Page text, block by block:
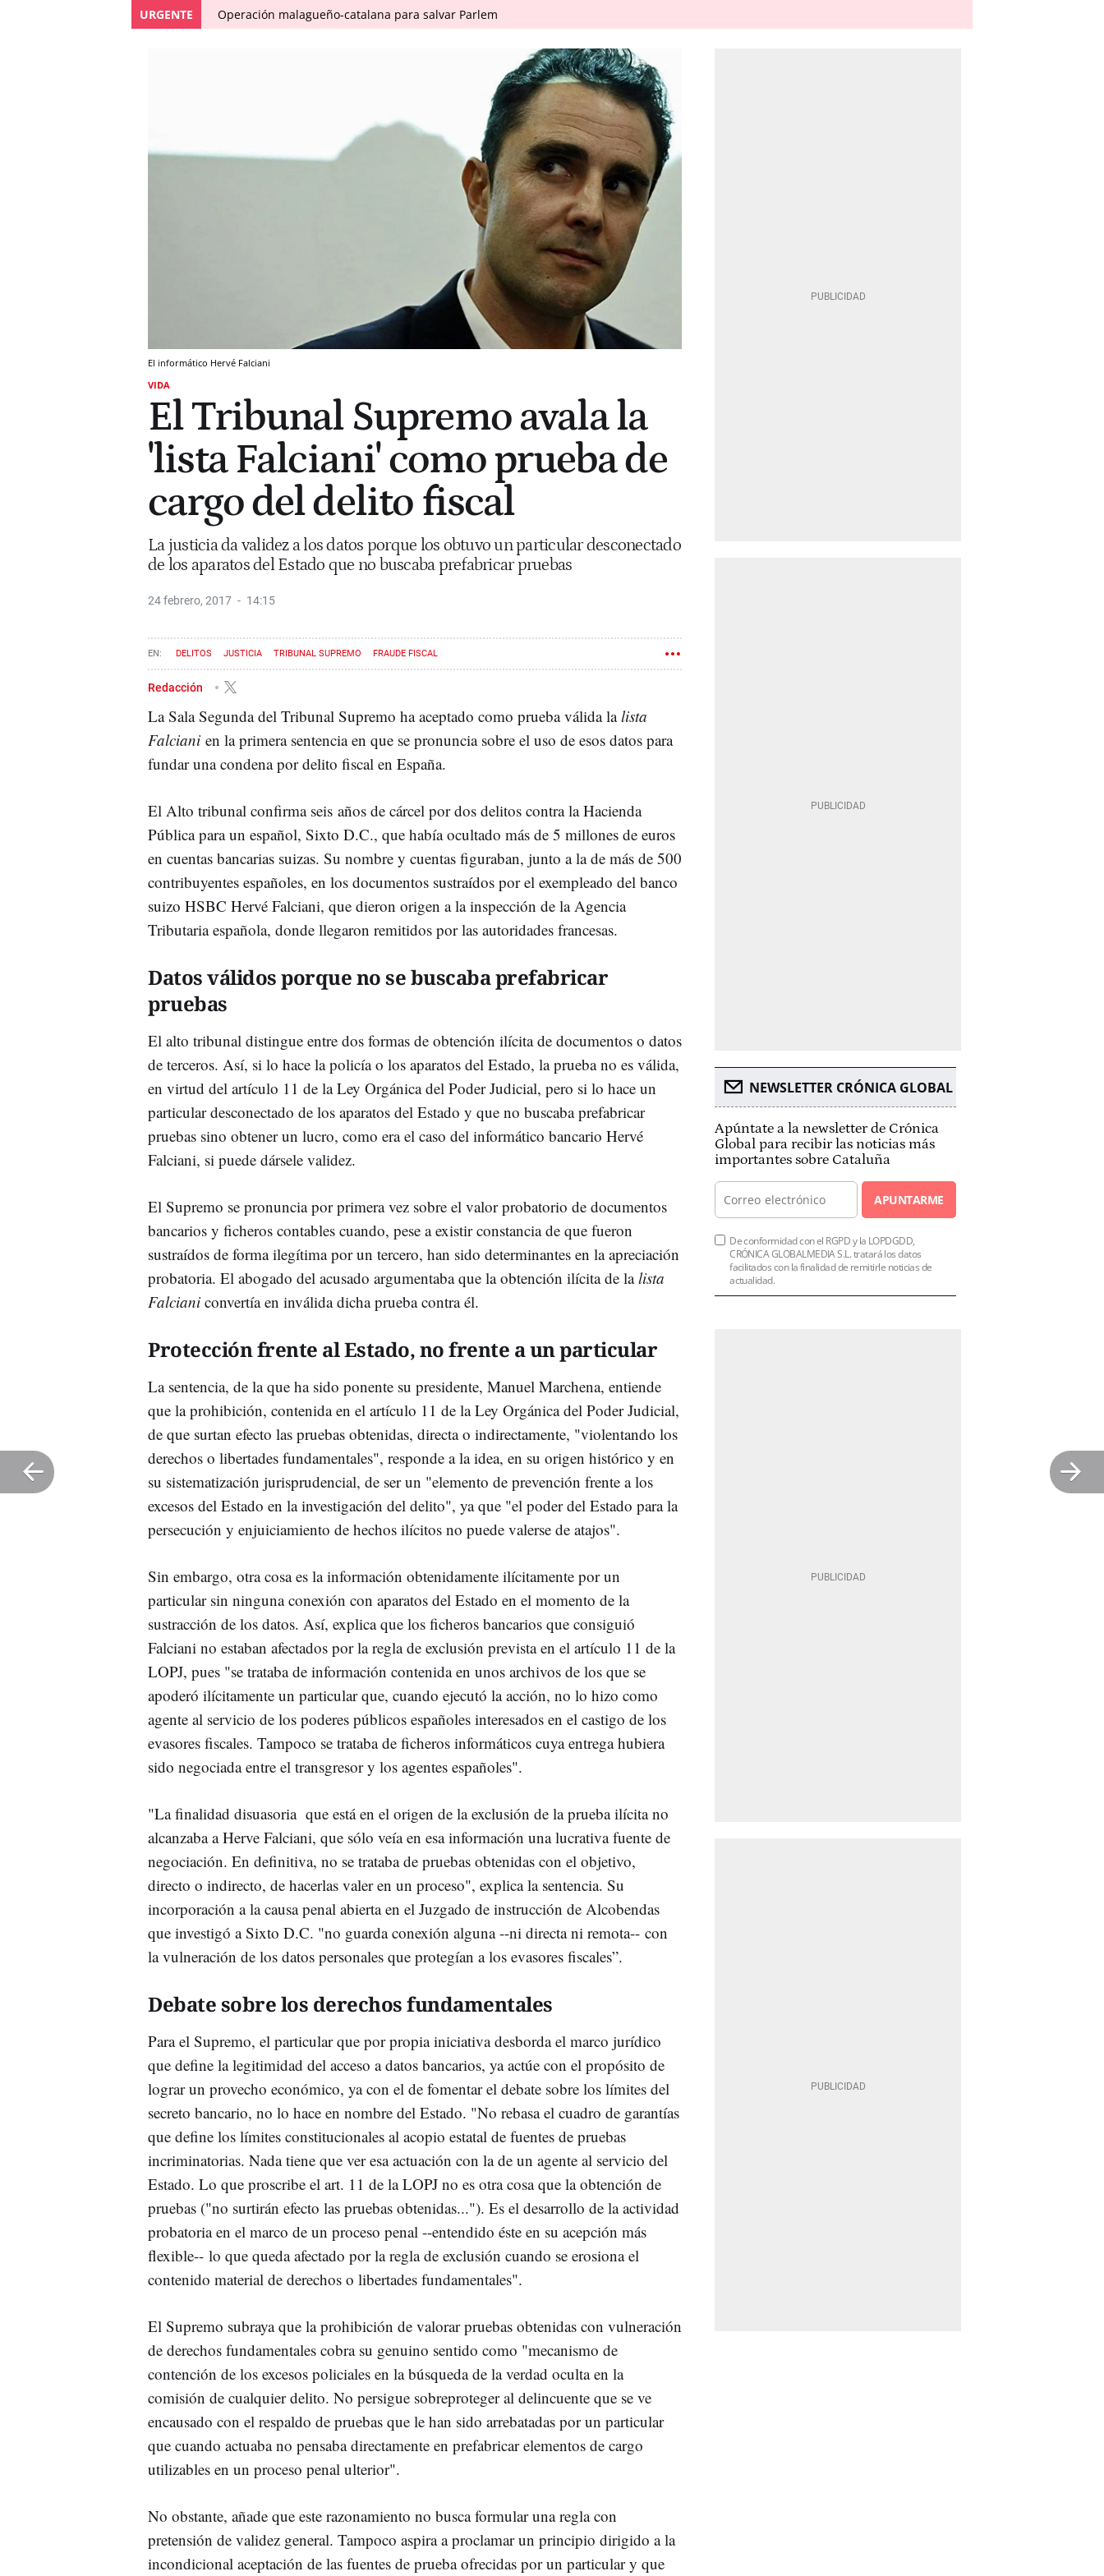
URGENTE Operación malagueño-catalana para salvar Parlem
El informático Hervé Falciani
VIDA
El Tribunal Supremo avala la
'lista Falciani' como prueba de
cargo del delito fiscal
La justicia da validez a los datos porque los obtuvo un particular desconectado
de los aparatos del Estado que no buscaba prefabricar pruebas
24 febrero, 2017 14:15
DELITOS JUSTICIA TRIBUNAL SUPREMO FRAUDE FISCAL
Redacción
La Sala Segunda del Tribunal Supremo ha aceptado como prueba válida lalista
Falciani en la primera sentencia en que se pronuncia sobre el uso de esos datos para
fundar una condena por delito fiscal en España.
El Alto tribunal confirma seis años de cárcel por dos delitos contra la Hacienda
Pública para un español, Sixto D.C., que había ocultado más de 5 millones de euros
en cuentas bancarias suizas. Su nombre y cuentas figuraban, junto a la de más de 500
contribuyentes españoles, en los documentos sustraídos por el exempleado del banco
suizo HSBC Hervé Falciani, que dieron origen a la inspección de la Agencia
Tributaria española, donde llegaron remitidos por las autoridades francesas.
Datos válidos porque no se buscaba prefabricar
pruebas
El alto tribunal distingue entre dos formas de obtención ilícita de documentos o datos
de terceros. Así, si lo hace la policía o los aparatos del Estado, la prueba no es válida,
en virtud del artículo 11 de la Ley Orgánica del Poder Judicial, pero si lo hace un
particular desconectado de los aparatos del Estado y que no buscaba prefabricar
pruebas sino obtener un lucro, como era el caso del informático bancario Hervé
Falciani, si puede dársele validez.
El Supremo se pronuncia por primera vez sobre el valor probatorio de documentos
bancarios y ficheros contables cuando, pese a existir constancia de que fueron
sustraídos de forma ilegítima por un tercero, han sido determinantes en la apreciación
probatoria. El abogado del acusado argumentaba que la obtención ilícita de lalista
Falciani convertía en inválida dicha prueba contra él.
Protección frente al Estado, no frente a un particular
La sentencia, de la que ha sido ponente su presidente, Manuel Marchena, entiende
que la prohibición, contenida en el artículo 11 de la Ley Orgánica del Poder Judicial,
de que surtan efecto las pruebas obtenidas, directa o indirectamente, "violentando los
derechos o libertades fundamentales", responde a la idea, en su origen histórico y en
su sistematización jurisprudencial, de ser un "elemento de prevención frente a los
excesos del Estado en la investigación del delito", ya que "el poder del Estado para la
persecución y enjuiciamiento de hechos ilícitos no puede valerse de atajos".
Sin embargo, otra cosa es la información obtenidamente ilícitamente por un
particular sin ninguna conexión con aparatos del Estado en el momento de la
sustracción de los datos. Así, explica que los ficheros bancarios que consiguió
Falciani no estaban afectados por la regla de exclusión prevista en el artículo 11 de la
LOPJ, pues "se trataba de información contenida en unos archivos de los que se
apoderó ilícitamente un particular que, cuando ejecutó la acción, no lo hizo como
agente al servicio de los poderes públicos españoles interesados en el castigo de los
evasores fiscales. Tampoco se trataba de ficheros informáticos cuya entrega hubiera
sido negociada entre el transgresor y los agentes españoles".
"La finalidad disuasoria que está en el origen de la exclusión de la prueba ilícita no
alcanzaba a Herve Falciani, que sólo veía en esa información una lucrativa fuente de
negociación. En definitiva, no se trataba de pruebas obtenidas con el objetivo,
directo o indirecto, de hacerlas valer en un proceso", explica la sentencia. Su
incorporación a la causa penal abierta en el Juzgado de instrucción de Alcobendas
que investigó a Sixto D.C. "no guarda conexión alguna --ni directa ni remota-- con
la vulneración de los datos personales que protegían a los evasores fiscales”.
Debate sobre los derechos fundamentales
Para el Supremo, el particular que por propia iniciativa desborda el marco jurídico
que define la legitimidad del acceso a datos bancarios, ya actúe con el propósito de
lograr un provecho económico, ya con el de fomentar el debate sobre los límites del
secreto bancario, no lo hace en nombre del Estado. "No rebasa el cuadro de garantías
que define los límites constitucionales al acopio estatal de fuentes de pruebas
incriminatorias. Nada tiene que ver esa actuación con la de un agente al servicio del
Estado. Lo que proscribe el art. 11 de la LOPJ no es otra cosa que la obtención de
pruebas ("no surtirán efecto las pruebas obtenidas..."). Es el desarrollo de la actividad
probatoria en el marco de un proceso penal --entendido éste en su acepción más
flexible-- lo que queda afectado por la regla de exclusión cuando se erosiona el
contenido material de derechos o libertades fundamentales".
El Supremo subraya que la prohibición de valorar pruebas obtenidas con vulneración
de derechos fundamentales cobra su genuino sentido como "mecanismo de
contención de los excesos policiales en la búsqueda de la verdad oculta en la
comisión de cualquier delito. No persigue sobreproteger al delincuente que se ve
encausado con el respaldo de pruebas que le han sido arrebatadas por un particular
que cuando actuaba no pensaba directamente en prefabricar elementos de cargo
utilizables en un proceso penal ulterior".
No obstante, añade que este razonamiento no busca formular una regla con
pretensión de validez general. Tampoco aspira a proclamar un principio dirigido a la
incondicional aceptación de las fuentes de prueba ofrecidas por un particular y que
NEWSLETTER CRÓNICA GLOBAL
Apúntate a la newsletter de Crónica
Global para recibir las noticias más
importantes sobre Cataluña
APUNTARME
De conformidad con el RGPD y la LOPDGDD,
CRÓNICA GLOBALMEDIA S.L. tratará los datos
facilitados con la finalidad de remitirle noticias de
actualidad.